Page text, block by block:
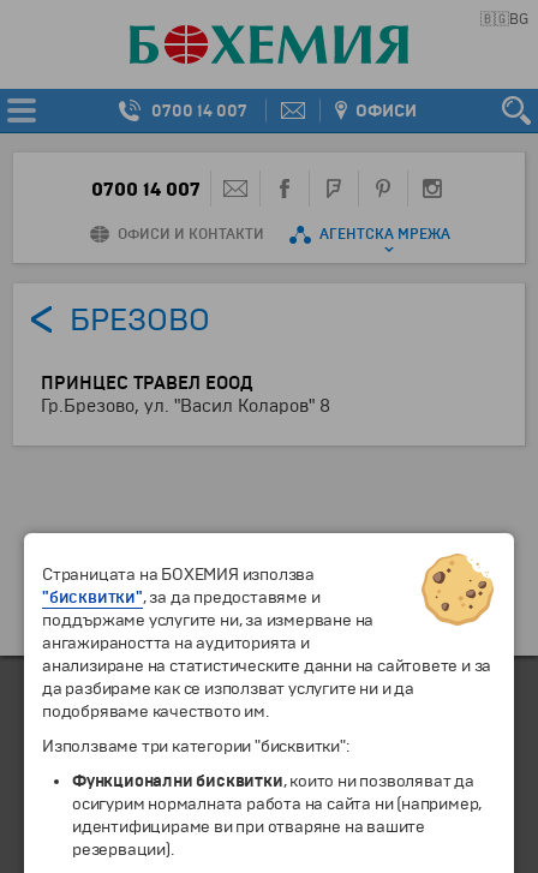
🇧🇬BG
0700 14 007 ОФИСИ
0700 14 007
ОФИСИ И КОНТАКТИ АГЕНТСКА МРЕЖА
БРЕЗОВО
ПРИНЦЕС ТРАВЕЛ ЕООД
Гр.Брезово, ул. "Васил Коларов" 8
ЧЛЕН НА
Страницата на БОХЕМИЯ използва
"бисквитки", за да предоставяме и
поддържаме услугите ни, за измерване на
ангажираността на аудиторията и
анализиране на статистическите данни на сайтовете и за
да разбираме как се използват услугите ни и да
подобряваме качеството им.
Използваме три категории "бисквитки":
Функционални бисквитки, които ни позволяват да
осигурим нормалната работа на сайта ни (например,
идентифицираме ви при отваряне на вашите
резервации).